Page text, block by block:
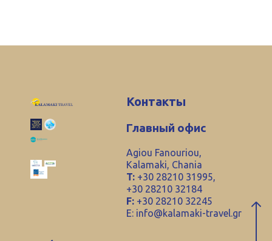
Контакты
Главный офис
Agiou Fanouriou,
Kalamaki, Chania
T: +30 28210 31995,
+30 28210 32184
F: +30 28210 32245
E: info@kalamaki-travel.gr